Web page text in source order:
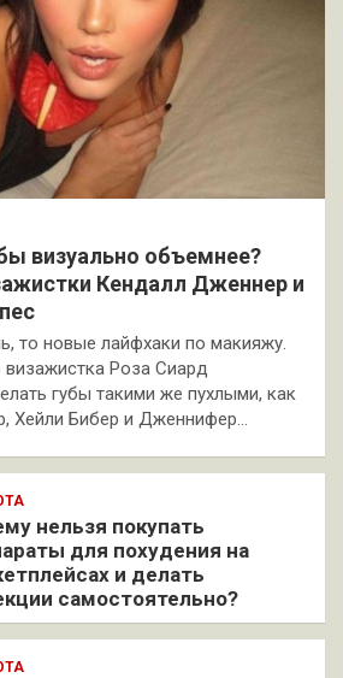
визуально объемнее?
Кендалл Дженнер и
то новые лайфхаки по макияжу.
Роза Сиард
губы такими же пухлыми, как
Хейли Бибер и Дженнифер…
нельзя покупать
для похудения на
и делать
самостоятельно?